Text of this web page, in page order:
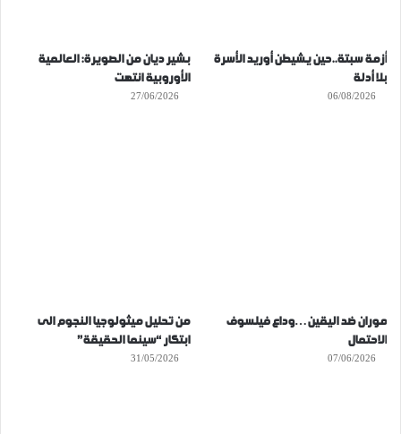
أزمة سبتة..حين يشيطن أوريد الأسرة
بلا أدلة
06/08/2026
بشير ديان من الصويرة: العالمية
الأوروبية انتهت
27/06/2026
موران ضد اليقين…وداع فيلسوف
الاحتمال
07/06/2026
من تحليل ميثولوجيا النجوم الى
ابتكار “سينما الحقيقة”
31/05/2026